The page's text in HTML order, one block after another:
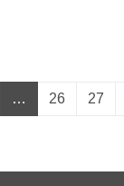
… 26 27